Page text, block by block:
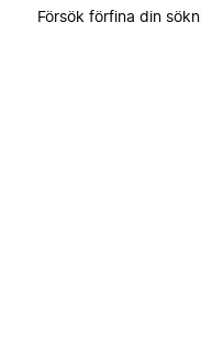
Försök förfina din